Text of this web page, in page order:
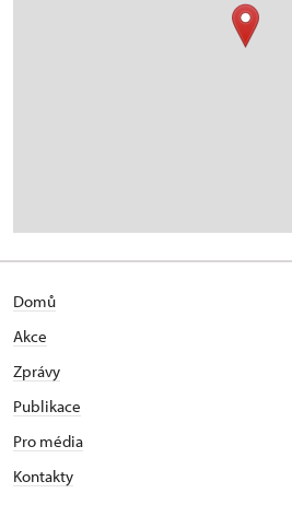
Domů
Akce
Zprávy
Publikace
Pro média
Kontakty